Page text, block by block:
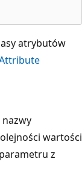
atrybutów
wartości
z